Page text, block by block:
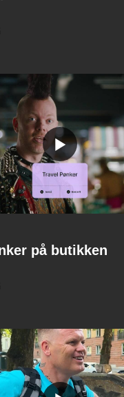
på butikken